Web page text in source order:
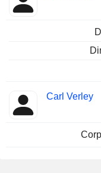
Carl Verley